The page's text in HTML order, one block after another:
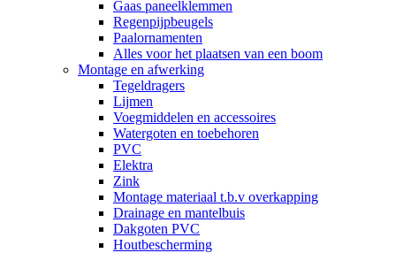
Gaas paneelklemmen
Regenpijpbeugels
Paalornamenten
Alles voor het plaatsen van een boom
Montage en afwerking
Tegeldragers
Lijmen
Voegmiddelen en accessoires
Watergoten en toebehoren
PVC
Elektra
Zink
Montage materiaal t.b.v overkapping
Drainage en mantelbuis
Dakgoten PVC
Houtbescherming